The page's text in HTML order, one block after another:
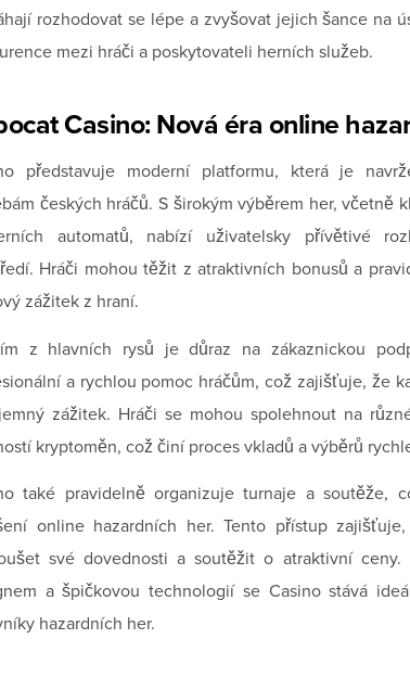
rozhodovat se lépe a zvyšovat jejich šance na
mezi hráči a poskytovateli herních služeb.
Casino: Nová éra online
představuje moderní platformu, která je
českých hráčů. S širokým výběrem her, včetně
automatů, nabízí uživatelsky přívětivé
Hráči mohou těžit z atraktivních bonusů a
zážitek z hraní.
z hlavních rysů je důraz na zákaznickou
a rychlou pomoc hráčům, což zajišťuje, že
zážitek. Hráči se mohou spolehnout na
kryptoměn, což činí proces vkladů a výběrů
také pravidelně organizuje turnaje a soutěže,
online hazardních her. Tento přístup
své dovednosti a soutěžit o atraktivní
a špičkovou technologií se Casino stává
hazardních her.